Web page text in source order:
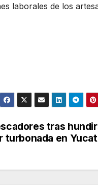
laborales de los
tras
turbonada en